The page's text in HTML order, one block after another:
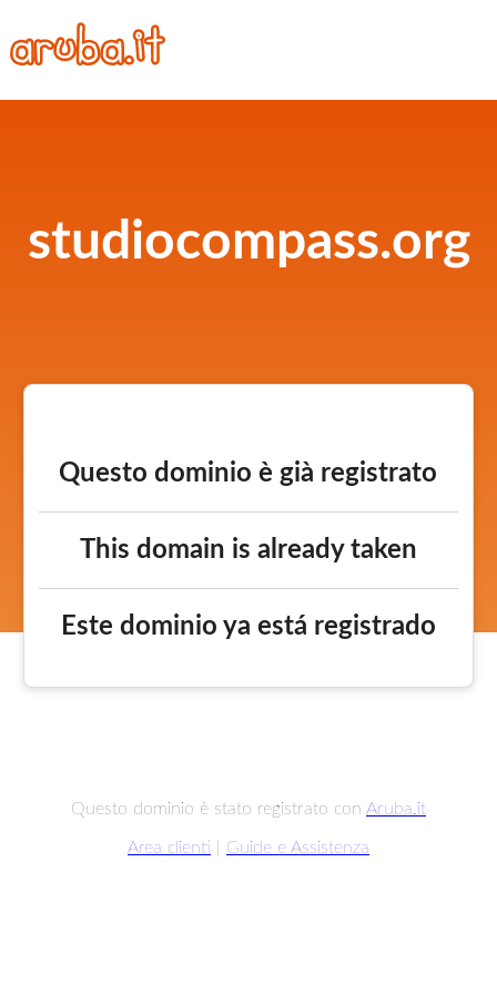
studiocompass.org
Questo dominio è già registrato
This domain is already taken
Este dominio ya está registrado
Questo dominio è stato registrato con Aruba.it
Area clienti Guide e Assistenza